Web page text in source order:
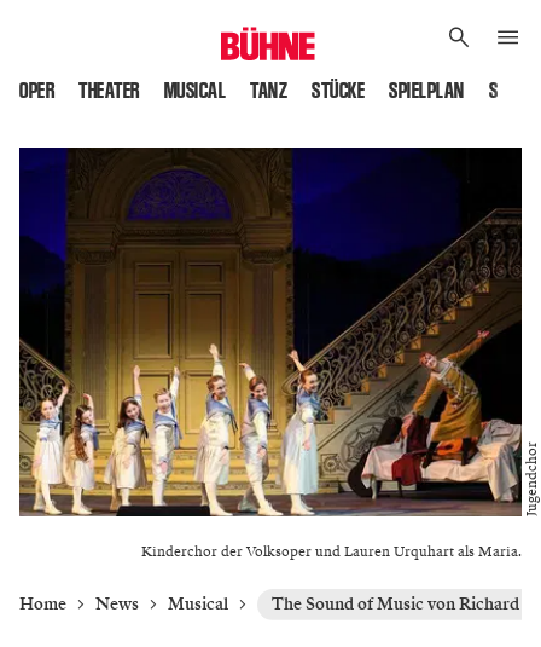
OPER THEATER MUSICAL TANZ STÜCKE SPIELPLAN
Kinderchor der Volksoper und Lauren Urquhart als Maria.
Jugendchor
Home News Musical The Sound of Music von Richard